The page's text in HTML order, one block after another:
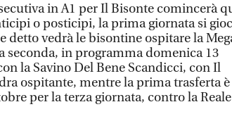
in A1 per Il Bisonte comincerà
o posticipi, la prima giornata si
detto vedrà le bisontine ospitare la
seconda, in programma domenica 13
la Savino Del Bene Scandicci, con Il
ospitante, mentre la prima trasferta è
per la terza giornata, contro la Reale